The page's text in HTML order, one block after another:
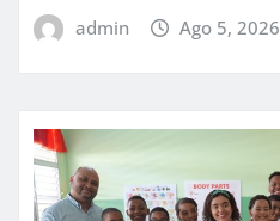
admin Ago 5, 2026